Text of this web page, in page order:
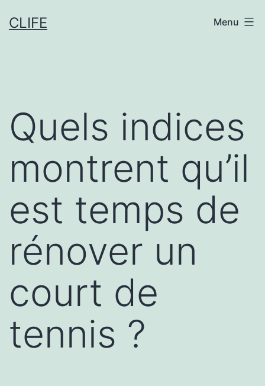
auCLIFE Menu
Quels indices
montrent qu’il
est temps de
rénover un
court de
tennis ?